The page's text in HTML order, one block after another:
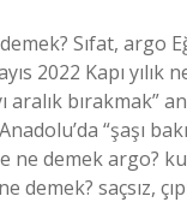
Sıfat, argo
2022 Kapı yılık
aralık bırakmak”
“şaşı
ne demek argo?
demek? saçsız,